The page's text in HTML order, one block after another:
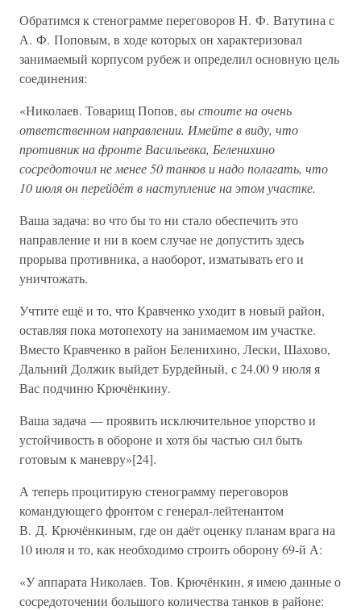
Обратимся к стенограмме переговоров Н. Ф. Ватутина с
А. Ф. Поповым, в ходе которых он характеризовал
занимаемый корпусом рубеж и определил основную цель
соединения:
«Николаев. Товарищ Попов, вы стоите на очень
ответственном направлении. Имейте в виду, что
противник на фронте Васильевка, Беленихино
сосредоточил не менее 50 танков и надо полагать, что
10 июля он перейдёт в наступление на этом участке.
Ваша задача: во что бы то ни стало обеспечить это
направление и ни в коем случае не допустить здесь
прорыва противника, а наоборот, изматывать его и
уничтожать.
Учтите ещё и то, что Кравченко уходит в новый район,
оставляя пока мотопехоту на занимаемом им участке.
Вместо Кравченко в район Беленихино, Лески, Шахово,
Дальний Должик выйдет Бурдейный, с 24.00 9 июля я
Вас подчиню Крючёнкину.
Ваша задача — проявить исключительное упорство и
устойчивость в обороне и хотя бы частью сил быть
готовым к маневру»[24].
А теперь процитирую стенограмму переговоров
командующего фронтом с генерал-лейтенантом
В. Д. Крючёнкиным, где он даёт оценку планам врага на
10 июля и то, как необходимо строить оборону 69-й А:
«У аппарата Николаев. Тов. Крючёнкин, я имею данные о
сосредоточении большого количества танков в районе: